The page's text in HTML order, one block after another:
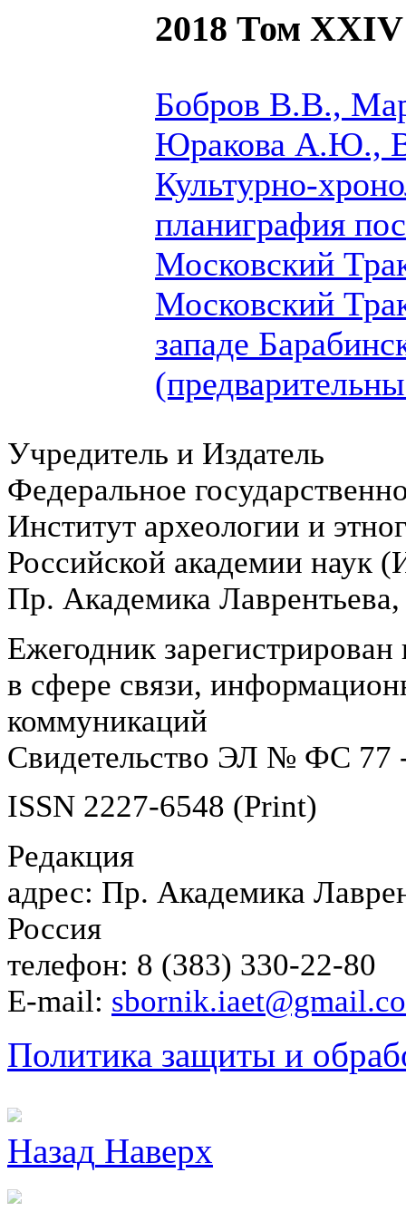
2018 Том XXIV
Бобров В.В.,
Юракова А.Ю.,
Культурно-
планиграфия
Московский
Московский
западе
Учредитель и Издатель
Федеральное
Институт археологии и
Российской академии
Пр. Академика
Ежегодник
в сфере связи,
коммуникаций
Свидетельство ЭЛ № ФС 77
ISSN 2227-6548 (Print)
Редакция
адрес: Пр. Академика
Россия
телефон: 8 (383) 330-22-80
E-mail:
Политика защиты и
Назад Наверх